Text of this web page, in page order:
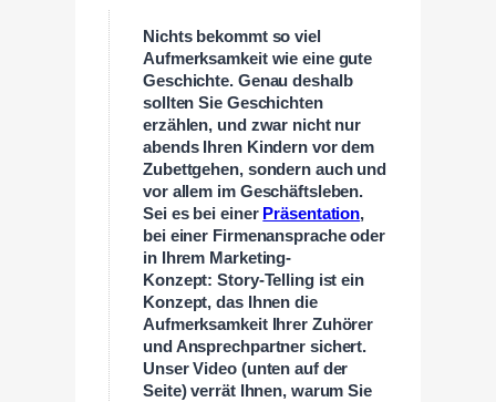
Nichts bekommt so viel
Aufmerksamkeit wie eine gute
Geschichte. Genau deshalb
sollten Sie Geschichten
erzählen, und zwar nicht nur
abends Ihren Kindern vor dem
Zubettgehen, sondern auch und
vor allem im Geschäftsleben.
Sei es bei einer Präsentation,
bei einer Firmenansprache oder
in Ihrem Marketing-
Konzept: Story-Telling ist ein
Konzept, das Ihnen die
Aufmerksamkeit Ihrer Zuhörer
und Ansprechpartner sichert.
Unser Video (unten auf der
Seite) verrät Ihnen, warum Sie